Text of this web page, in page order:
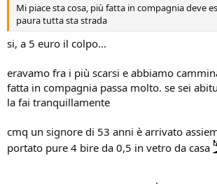
Mi piace sta cosa, più fatta in compagnia deve
paura tutta sta strada
si, a 5 euro il colpo...
eravamo fra i più scarsi e abbiamo
fatta in compagnia passa molto. se sei
la fai tranquillamente
cmq un signore di 53 anni è arrivato
portato pure 4 bire da 0,5 in vetro da casa
.